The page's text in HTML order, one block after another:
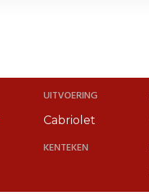
UITVOERING
Cabriolet
KENTEKEN